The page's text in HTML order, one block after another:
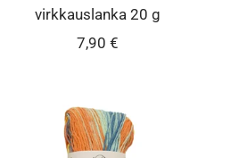
virkkauslanka 20 g
Alennushinta
7,90 €